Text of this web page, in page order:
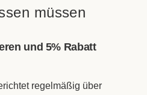
müssen
und 5% Rabatt
regelmäßig über